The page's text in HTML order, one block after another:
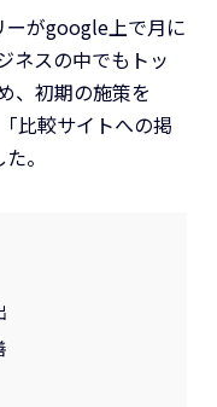
ーがgoogle上で月に
ネスの中でもトッ
、初期の施策を
比較サイトへの掲
。